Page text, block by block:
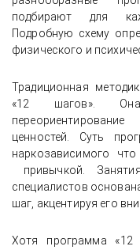
подбирают для
Подробную схему
физического и
Традиционная
«12 шагов».
ценностей. Суть
наркозависимого
привычкой.
специалистов
шаг, акцентируя его
Хотя программа